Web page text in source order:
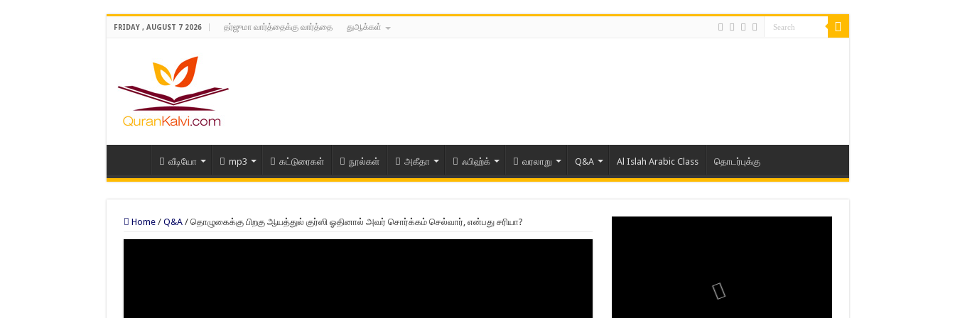
FRIDAY , AUGUST 7 2026 தர்ஜுமா வார்த்தைக்கு வார்த்தை துஆக்கள்
வீடியோ mp3 கட்டுரைகள் நூல்கள் அகீதா ஃபிஹ்க் வரலாறு Q&A Al Islah Arabic Class தொடர்புக்கு
Home / Q&A / தொழுகைக்கு பிறகு ஆயத்துல் குர்ஸி ஓதினால் அவர் சொர்க்கம் செல்வார், என்பது சரியா?